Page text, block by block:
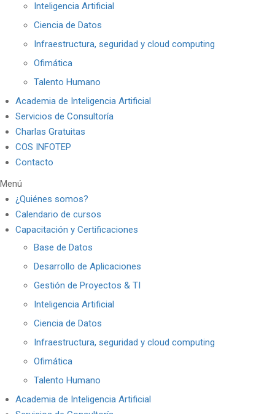
Inteligencia Artificial
Ciencia de Datos
Infraestructura, seguridad y cloud computing
Ofimática
Talento Humano
Academia de Inteligencia Artificial
Servicios de Consultoría
Charlas Gratuitas
COS INFOTEP
Contacto
Menú
¿Quiénes somos?
Calendario de cursos
Capacitación y Certificaciones
Base de Datos
Desarrollo de Aplicaciones
Gestión de Proyectos & TI
Inteligencia Artificial
Ciencia de Datos
Infraestructura, seguridad y cloud computing
Ofimática
Talento Humano
Academia de Inteligencia Artificial